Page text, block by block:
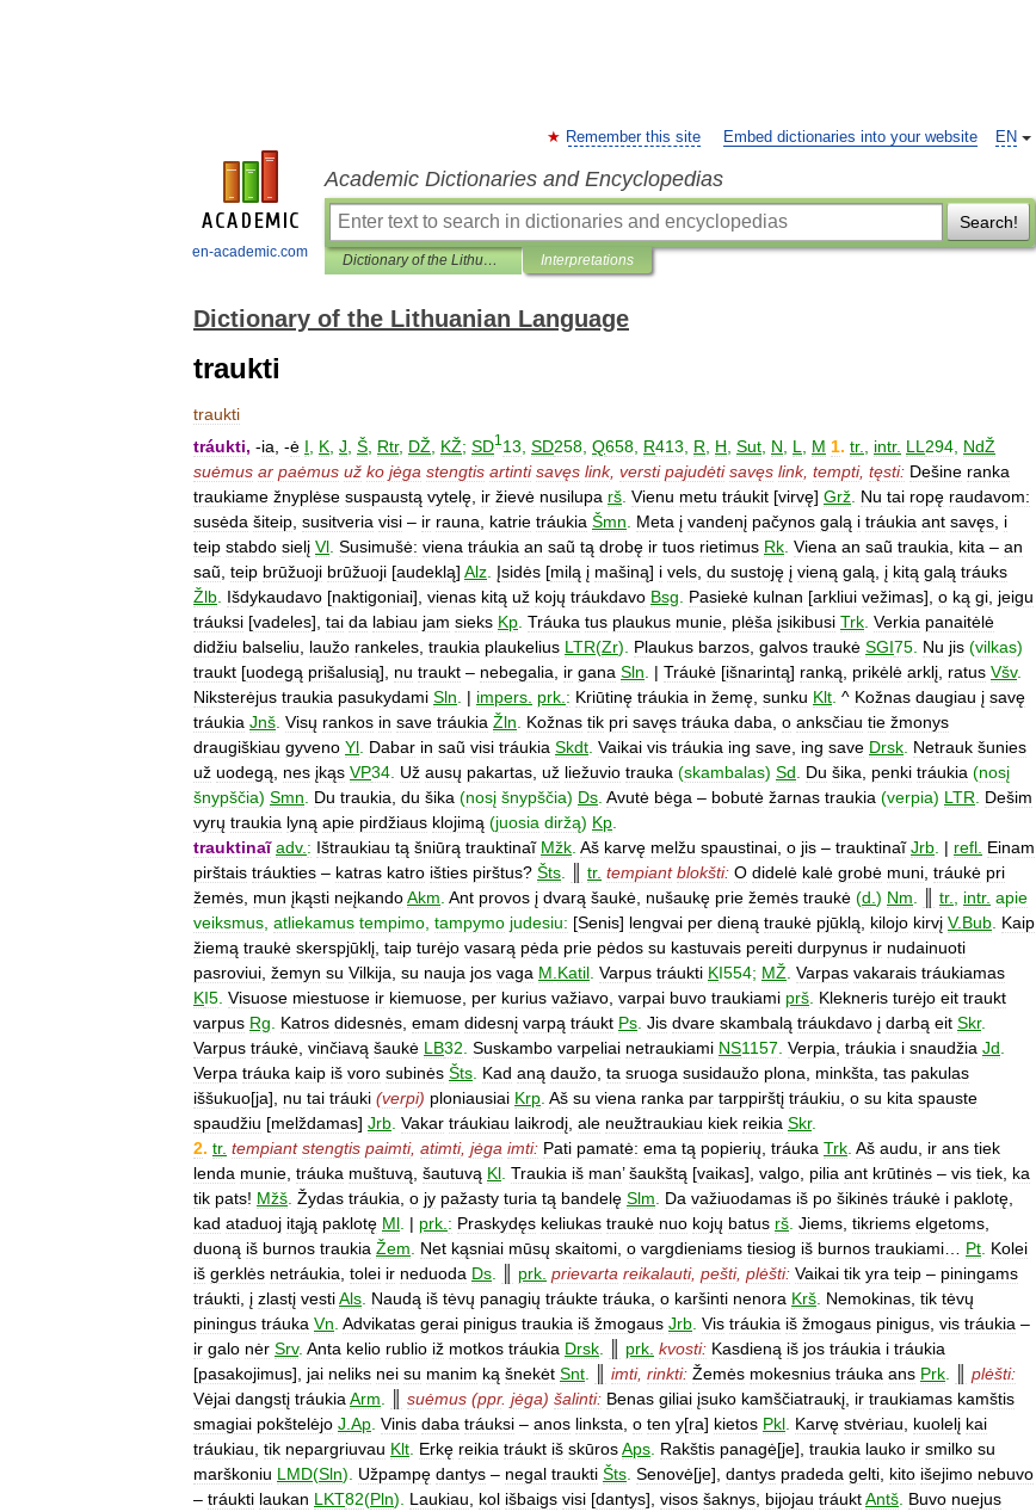
en-academic.com
EN
Remember this site Embed dictionaries into your website
Academic Dictionaries and Encyclopedias
Search!
Dictionary of the Lithuanian Language Interpretations
Dictionary of the Lithuanian Language
traukti
traukti
tráukti, -ia , -ė I K J Š Rtr, DŽ KŽ; SD1 13 SD258 Q658 R413 R H Sut N L M 1. tr. intr. LL 294 NdŽ
suėmus ar paėmus už ko jėga stengtis artinti savęs link, versti pajudėti savęs link, tempti, tęsti: Dešine ranka
traukiame žnyplėse suspaustą vytelę ir žievė nusilupa rš Vienu metu tráukit [virvę] Grž Nu tai ropę raudavom:
susėda šiteip susitveria visi – ir rauna katrie tráukia Šmn Meta į vandenį pačynos galą i tráukia ant savęs i
teip stabdo sielį Vl Susimušė: viena tráukia an saũ tą drobę ir tuos rietimus Rk Viena an saũ traukia kita – an
saũ teip brūžuoji brūžuoji [audeklą] Alz Įsidės [milą į mašiną] i vels du sustoję į vieną galą į kitą galą tráuks
Žlb Išdykaudavo [naktigoniai], vienas kitą už kojų tráukdavo Bsg Pasiekė kulnan [arkliui vežimas], o ką gi jeigu
tráuksi [vadeles], tai da labiau jam sieks Kp Tráuka tus plaukus munie plėša įsikibusi Trk Verkia panaitėlė
didžiu balseliu laužo rankeles traukia plaukelius LTR(Zr). Plaukus barzos galvos traukė SGI75 Nu jis (vilkas)
traukt [uodegą prišalusią], nu traukt – nebegalia ir gana Sln | Tráukė [išnarintą] ranką prikėlė arklį ratus Všv.
Niksterėjus traukia pasukydami Sln | impers prk : Kriūtinę tráukia in žemę sunku Klt ^ Kožnas daugiau į savę
tráukia Jnš Visų rankos in save tráukia Žln Kožnas tik pri savęs tráuka daba o anksčiau tie žmonys
draugiškiau gyveno Yl Dabar in saũ visi tráukia Skdt Vaikai vis tráukia ing save ing save Drsk Netrauk šunies
už uodegą nes įkąs VP34 Už ausų pakartas už liežuvio trauka (skambalas) Sd Du šika penki tráukia (nosį
šnypščia) Smn Du traukia du šika (nosį šnypščia) Ds Avutė bėga – bobutė žarnas traukia (verpia) LTR
Dešim
vyrų traukia lyną apie pirdžiaus klojimą (juosia diržą) Kp
trauktinaĩ adv. : Ištraukiau tą šniūrą trauktinaĩ Mžk Aš karvę melžu spaustinai o jis – trauktinaĩ Jrb | refl Einam
pirštais tráukties – katras katro išties pirštus? Šts tr. tempiant blokšti: O didelė kalė grobė muni tráukė pri
žemės mun įkąsti neįkandoAkm Ant provos į dvarą šaukė nušaukę prie žemės traukė (d ) Nm tr. intr. apie
veiksmus atliekamus tempimo tampymo judesiu: [Senis] lengvai per dieną traukė pjūklą kilojo kirvį V.Bub Kaip
žiemą traukė skerspjūklį taip turėjo vasarą pėda prie pėdos su kastuvais pereiti durpynus ir nudainuoti
pasroviui žemyn su Vilkija su nauja jos vaga M Katil Varpus tráukti KI554; MŽ Varpas vakarais tráukiamas
KI5 Visuose miestuose ir kiemuose per kurius važiavo varpai buvo traukiami prš Klekneris turėjo eit traukt
varpus Rg Katros didesnės emam didesnį varpą tráukt Ps Jis dvare skambalą tráukdavo į darbą eit Skr.
Varpus tráukė vinčiavą šaukė LB32 Suskambo varpeliai netraukiami NS1157 Verpia tráukia i snaudžia Jd
Verpa tráuka kaip iš voro subinės Šts Kad aną daužo ta sruoga susidaužo plona minkšta tas pakulas
iššukuo[ja], nu tai tráuki (verpi) ploniausiai Krp Aš su viena ranka par tarppirštį tráukiu o su kita spauste
spaudžiu [melždamas] Jrb Vakar tráukiau laikrodį ale neužtraukiau kiek reikia Skr.
2. tr. tempiant stengtis paimti, atimti, jėga imti: Pati pamatė: ema tą popierių tráuka Trk Aš audu ir ans tiek
lenda munie tráuka muštuvą šautuvą Kl Traukia iš man’šaukštą [vaikas], valgo pilia ant krūtinės – vis tiek ka
tik pats! Mžš Žydas tráukia o jy pažasty turia tą bandelę Slm Da važiuodamas iš po šikinės tráukė i paklotę
kad ataduoj itąją paklotę Ml | prk : Praskydęs keliukas traukė nuo kojų batus rš Jiems tikriems elgetoms
duoną iš burnos traukia Žem Net kąsniai mūsų skaitomi o vargdieniams tiesiog iš burnos traukiami Pt Kolei
iš gerklės netráukia tolei ir neduoda Ds prk prievarta reikalauti, pešti, plėšti: Vaikai tik yra teip – piningams
tráukti į zlastį vestiAls Naudą iš tėvų panagių tráukte tráuka o karšinti nenora Krš Nemokinas tik tėvų
piningus tráuka Vn Advikatas gerai pinigus traukia iš žmogaus Jrb Vis tráukia iš žmogaus pinigus vis tráukia –
ir galo nėr Srv. Anta kelio rublio iž motkos tráukia Drsk prk kvosti: Kasdieną iš jos tráukia i tráukia
[pasakojimus], jai neliks nei su manim ką šnekėt Snt imti, rinkti: Žemės mokesnius tráuka ans Prk
plėšti:
Vėjai dangstį tráukia Arm suėmus (ppr. jėga) šalinti: Benas giliai įsuko kamščiatraukį ir traukiamas kamštis
smagiai pokštelėjo J Ap Vinis daba tráuksi – anos linksta o ten y[ra] kietos Pkl Karvę stvėriau kuolelį kai
tráukiau tik nepargriuvau Klt Erkę reikia tráukt iš skūrosAps Rakštis panagė[je], traukia lauko ir smilko su
marškoniu LMD(Sln). Užpampę dantys – negal traukti Šts Senovė[je], dantys pradeda gelti kito išejimo nebuvo
– tráukti laukan LKT82(Pln). Laukiau kol išbaigs visi [dantys], visos šaknys bijojau tráuktAntš Buvo nuejus